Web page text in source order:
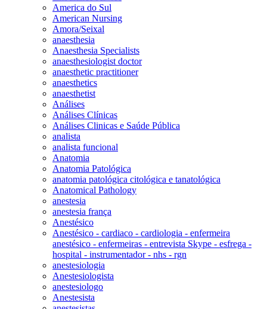
America do Sul
American Nursing
Amora/Seixal
anaesthesia
Anaesthesia Specialists
anaesthesiologist doctor
anaesthetic practitioner
anaesthetics
anaesthetist
Análises
Análises Clínicas
Análises Clinicas e Saúde Pública
analista
analista funcional
Anatomia
Anatomia Patológica
anatomia patológica citológica e tanatológica
Anatomical Pathology
anestesia
anestesia frança
Anestésico
Anestésico - cardiaco - cardiologia - enfermeira
anestésico - enfermeiras - entrevista Skype - esfrega -
hospital - instrumentador - nhs - rgn
anestesiologia
Anestesiologista
anestesiologo
Anestesista